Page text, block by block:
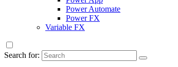
Power Automate
Power FX
Variable FX
Search for: